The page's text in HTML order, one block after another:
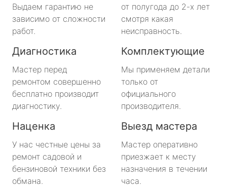
Выдаем гарантию не
зависимо от сложности
работ.
от полугода до 2-х лет
смотря какая
неисправность.
Диагностика
Мастер перед
ремонтом совершенно
бесплатно производит
диагностику.
Комплектующие
Мы применяем детали
только от
официального
производителя.
Наценка
У нас честные цены за
ремонт садовой и
бензиновой техники без
обмана.
Выезд мастера
Мастер оперативно
приезжает к месту
назначения в течении
часа.